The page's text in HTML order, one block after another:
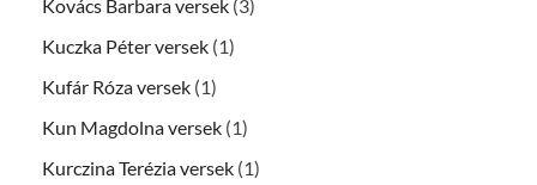
Kovács Barbara versek (3)
Kuczka Péter versek (1)
Kufár Róza versek (1)
Kun Magdolna versek (1)
Kurczina Terézia versek (1)